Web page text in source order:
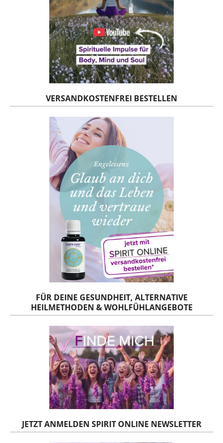
VERSANDKOSTENFREI BESTELLEN
FÜR DEINE GESUNDHEIT, ALTERNATIVE
HEILMETHODEN & WOHLFÜHLANGEBOTE
JETZT ANMELDEN SPIRIT ONLINE NEWSLETTER